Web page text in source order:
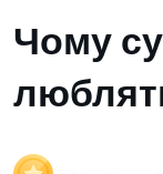
Чому